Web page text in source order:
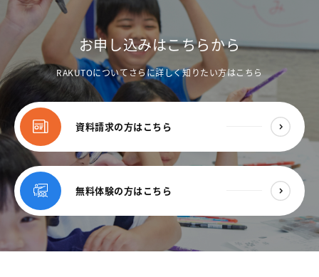
お申し込みはこちらから
RAKUTOについてさらに詳しく知りたい方はこちら
資料請求の方はこちら
無料体験の方はこちら